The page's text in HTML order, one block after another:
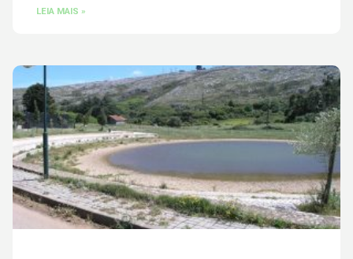
LEIA MAIS »